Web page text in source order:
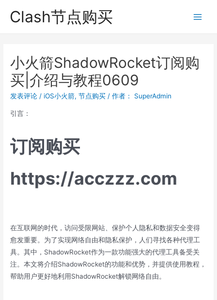
Clash节点购买
小火箭ShadowRocket订阅购
买|介绍与教程0609
发表评论 / iOS小火箭,节点购买 / 作者： SuperAdmin
引言：
订阅购买
https://acczzz.com
在互联网的时代，访问受限网站、保护个人隐私和数据安全变得
愈发重要。为了实现网络自由和隐私保护，人们寻找各种代理工
具。其中，ShadowRocket作为一款功能强大的代理工具备受关
注。本文将介绍ShadowRocket的功能和优势，并提供使用教程，
帮助用户更好地利用ShadowRocket解锁网络自由。